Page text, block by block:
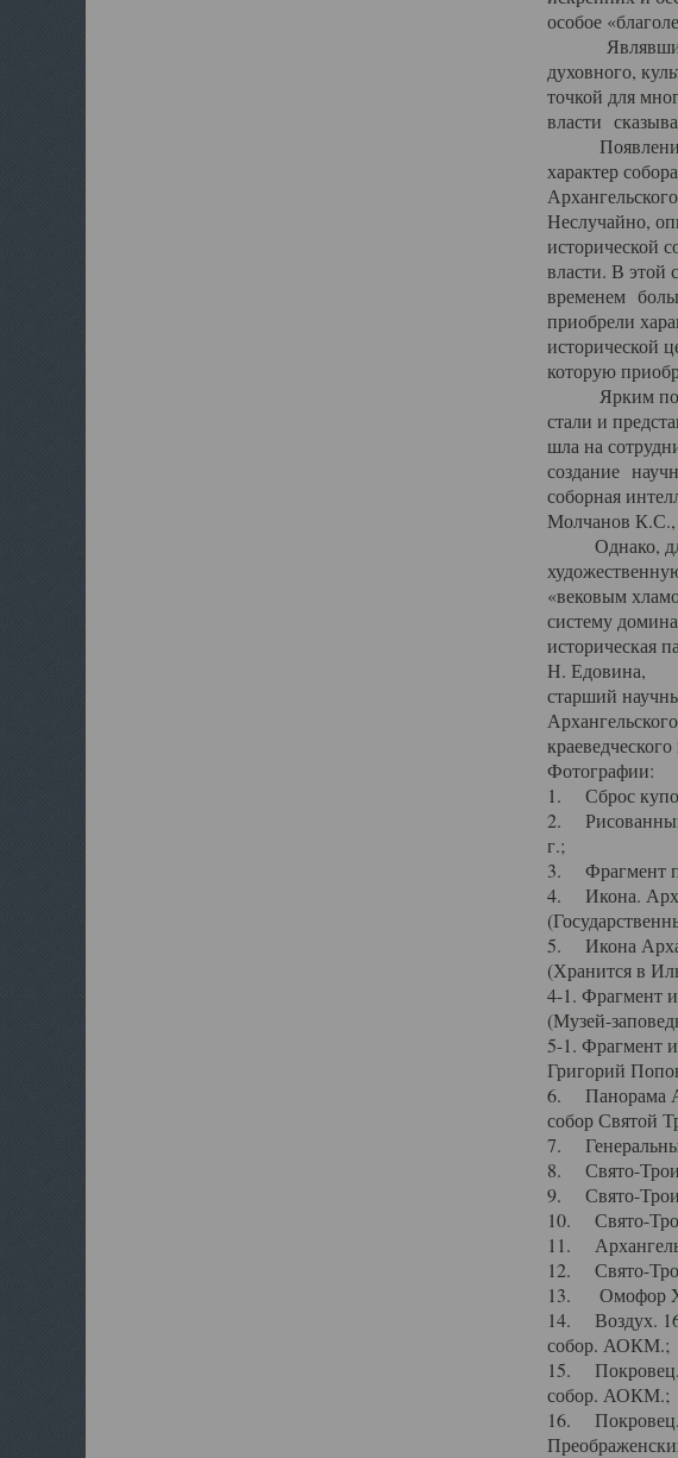
особое
Являвшийся
духовного,
точкой для
власти
Появление в
характер
Неслучайно,
исторической
власти. В этой
временем
приобрели
исторической
которую
Ярким
стали и
шла на
создание
соборная
Молчанов
Однако, для
«вековым
систему
историческая
Н. Едовина,
старший
краеведческого
Фотографии:
1. Сброс
2. Рисованный
г.;
3. Фрагмент
4. Икона.
5. Икона
(Хранится в
4-1. Фрагмент
(Музей-
5-1. Фрагмент
Григорий
6. Панорама
собор Святой
7.
8. Свято-
9. Свято-
10. Свято-
11.
12. Свято-
13. Омофор
14. Воздух.
собор. АОКМ.;
15. Покровец.
собор. АОКМ.;
16. Покровец.